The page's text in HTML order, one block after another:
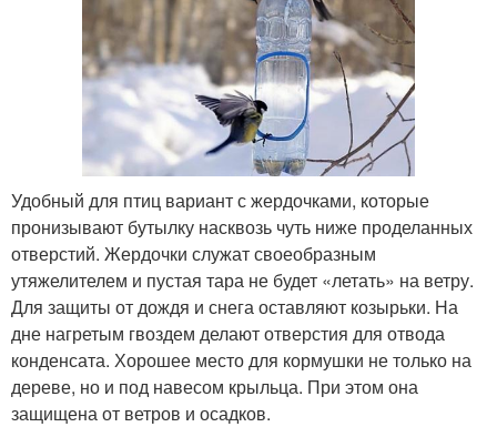
Удобный для птиц вариант с жердочками, которые
пронизывают бутылку насквозь чуть ниже проделанных
отверстий. Жердочки служат своеобразным
утяжелителем и пустая тара не будет «летать» на ветру.
Для защиты от дождя и снега оставляют козырьки. На
дне нагретым гвоздем делают отверстия для отвода
конденсата. Хорошее место для кормушки не только на
дереве, но и под навесом крыльца. При этом она
защищена от ветров и осадков.